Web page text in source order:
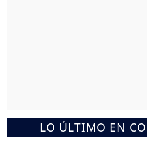
LO ÚLTIMO EN